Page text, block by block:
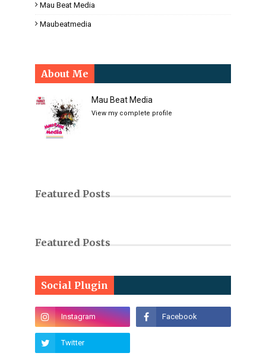
Mau Beat Media
Maubeatmedia
About Me
Mau Beat Media
View my complete profile
Featured Posts
Featured Posts
Social Plugin